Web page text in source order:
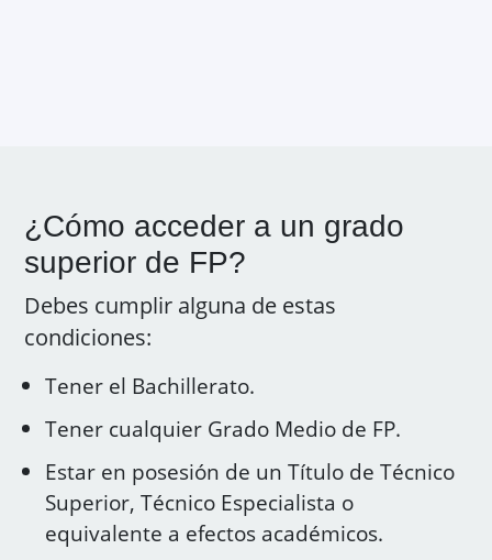
¿Cómo acceder a un grado
superior de FP?
Debes cumplir alguna de estas
condiciones:
Tener el Bachillerato.
Tener cualquier Grado Medio de FP.
Estar en posesión de un Título de Técnico
Superior, Técnico Especialista o
equivalente a efectos académicos.